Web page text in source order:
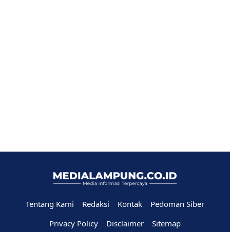
Tentang Kami Redaksi Kontak
Pedoman Siber
Privacy Policy
Disclaimer Sitemap